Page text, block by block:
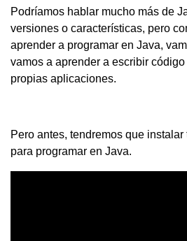
Podríamos hablar mucho más de
versiones o características, pero
aprender a programar en Java,
vamos a aprender a escribir
propias aplicaciones.
Pero antes, tendremos que
para programar en Java.